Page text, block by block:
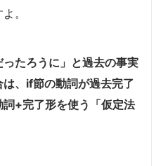
。
ったろうに」と過去の事実
、if節の動詞が過去完了
+完了形を使う「仮定法